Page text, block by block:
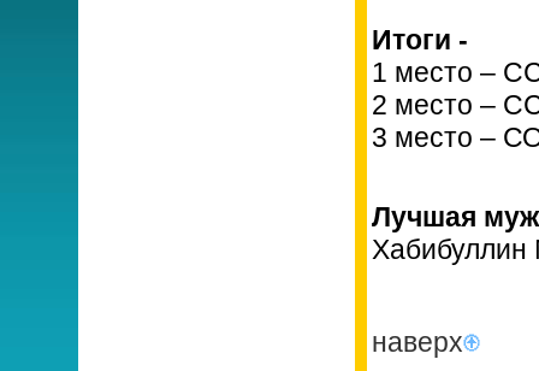
Итоги -
1 место –
2 место –
3 место –
Лучшая
наверх